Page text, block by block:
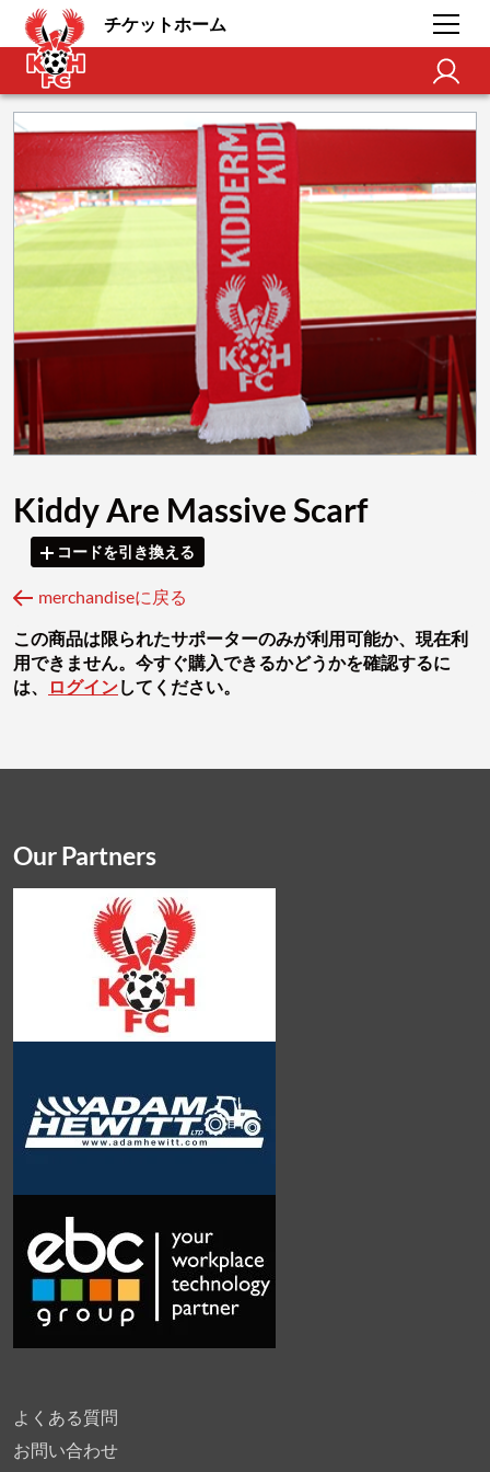
チケットホーム
Kiddy Are Massive Scarf
コードを引き換える
merchandiseに戻る
この商品は限られたサポーターのみが利用可能か、現在利
用できません。今すぐ購入できるかどうかを確認するに
は、
ログインしてください。
よくある質問
お問い合わせ
Our Partners